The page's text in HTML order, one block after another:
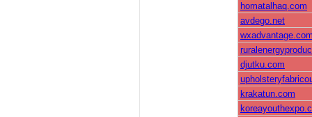
homatalhaq.com
avdego.net
djutku.com
krakatun.com